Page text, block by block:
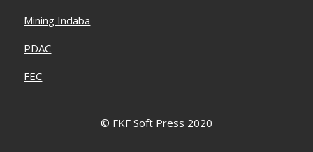
Mining Indaba
PDAC
FEC
© FKF Soft Press 2020